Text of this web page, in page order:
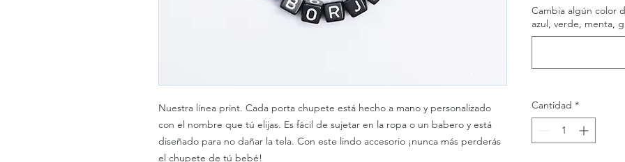
Nuestra línea print. Cada porta chupete está hecho a mano y personalizado
con el nombre que tú elijas. Es fácil de sujetar en la ropa o un babero y está
diseñado para no dañar la tela. Con este lindo accesorio ¡nunca más perderás
el chupete de tú bebé!
Cambia algún color
azul, verde, menta,
Cantidad *